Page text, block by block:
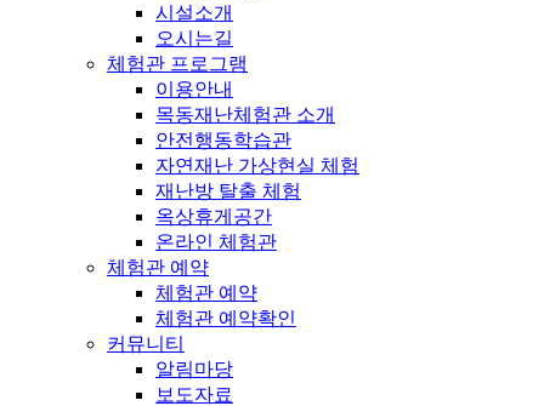
시설소개
오시는길
체험관 프로그램
이용안내
목동재난체험관 소개
안전행동학습관
자연재난 가상현실 체험
재난방 탈출 체험
옥상휴게공간
온라인 체험관
체험관 예약
체험관 예약
체험관 예약확인
커뮤니티
알림마당
보도자료